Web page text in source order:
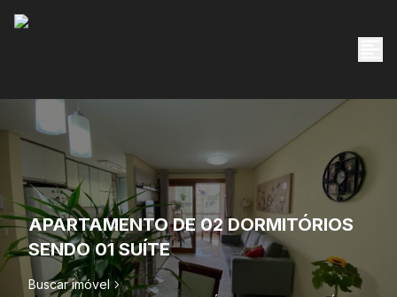
APARTAMENTO DE 02 DORMITÓRIOS
SENDO 01 SUÍTE
Buscar imóvel